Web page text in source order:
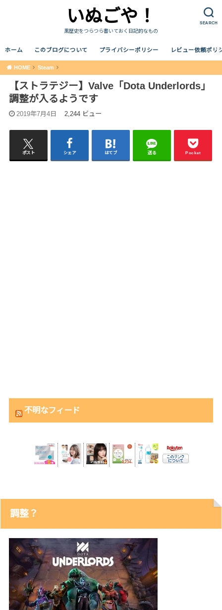
SEARCH
いぬごや！
黒歴史をつらつら書いておく日記的なもの
ホーム このブログについて プライバシーポリシー レビュー依頼ポリ
HOME Steam
【ストラテジー】Valve「Dota Underlords」
調整が入るようです
2019年7月4日 2,244 ビュー
ポスト シェア はてブ 送る Pocket
不明なフィード
調整？